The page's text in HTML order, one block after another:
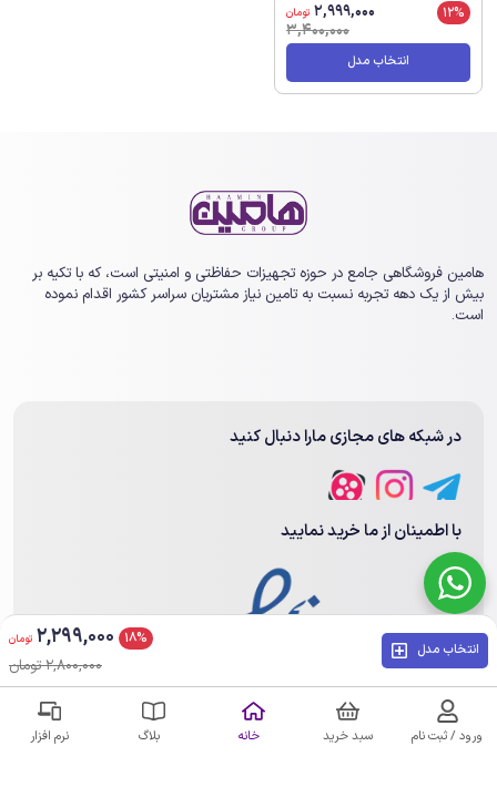
12%
2,999,000 تومان
3,400,000
انتخاب مدل
هامین فروشگاهی جامع در حوزه تجهیزات حفاظتی و امنیتی است، که با تکیه بر
بیش از یک ‏دهه تجربه نسبت به تامین نیاز مشتریان سراسر کشور اقدام نموده
است.
در شبکه های مجازی مارا دنبال کنید
با اطمینان از ما خرید نمایید
عضویت در خبرنامه
انتخاب مدل
18%
2,299,000 تومان
2,800,000 تومان
ورود / ثبت نام سبد خرید خانه بلاگ نرم افزار